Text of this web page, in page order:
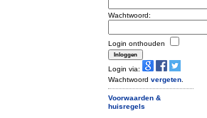
Wachtwoord:
Login onthouden
Login via:
Wachtwoord vergeten
Voorwaarden &
huisregels